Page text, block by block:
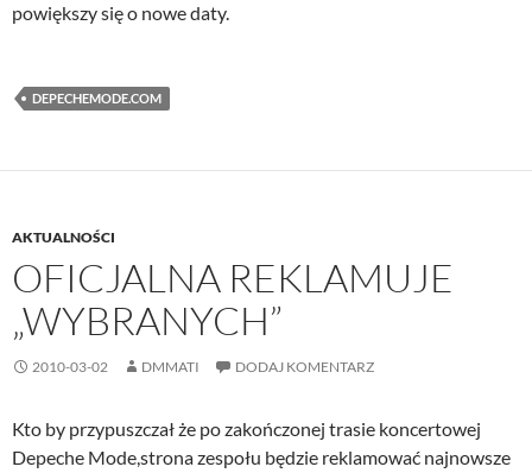
powiększy się o nowe daty.
DEPECHEMODE.COM
AKTUALNOŚCI
OFICJALNA REKLAMUJE
„WYBRANYCH”
2010-03-02 DMMATI DODAJ KOMENTARZ
Kto by przypuszczał że po zakończonej trasie koncertowej
Depeche Mode,strona zespołu będzie reklamować najnowsze